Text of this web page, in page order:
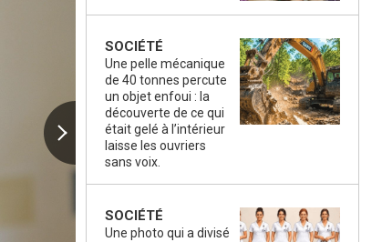
SOCIÉTÉ
Une pelle mécanique
de 40 tonnes percute
un objet enfoui : la
découverte de ce qui
était gelé à l’intérieur
laisse les ouvriers
sans voix.
SOCIÉTÉ
Une photo qui a divisé